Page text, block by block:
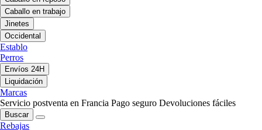
Caballo en trabajo
Jinetes
Occidental
Establo
Perros
Envíos 24H
Liquidación
Marcas
Servicio postventa en Francia Pago seguro Devoluciones fáciles
Buscar
Rebajas